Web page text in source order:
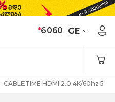
*6060 GE
CABLETIME HDMI 2.0 4K/60hz 5m